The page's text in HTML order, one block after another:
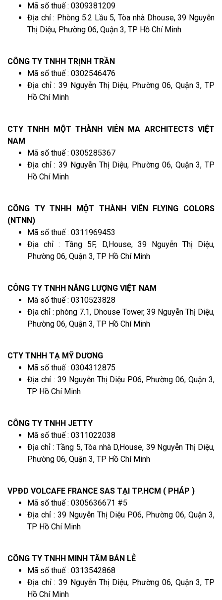
Mã số thuế : 0309381209
Địa chỉ : Phòng 5.2 Lầu 5, Tòa nhà Dhouse, 39 Nguyễn
Thị Diệu, Phường 06, Quận 3, TP Hồ Chí Minh
CÔNG TY TNHH TRỊNH TRẦN
Mã số thuế : 0302546476
Địa chỉ : 39 Nguyễn Thị Diệu, Phường 06, Quận 3, TP
Hồ Chí Minh
CTY TNHH MỘT THÀNH VIÊN MA ARCHITECTS VIỆT
NAM
Mã số thuế : 0305285367
Địa chỉ : 39 Nguyễn Thị Diệu, Phường 06, Quận 3, TP
Hồ Chí Minh
CÔNG TY TNHH MỘT THÀNH VIÊN FLYING COLORS
(NTNN)
Mã số thuế : 0311969453
Địa chỉ : Tầng 5F, D,House, 39 Nguyễn Thị Diệu,
Phường 06, Quận 3, TP Hồ Chí Minh
CÔNG TY TNHH NĂNG LƯỢNG VIỆT NAM
Mã số thuế : 0310523828
Địa chỉ : phòng 7.1, Dhouse Tower, 39 Nguyễn Thị Diệu,
Phường 06, Quận 3, TP Hồ Chí Minh
CTY TNHH TẠ MỸ DƯƠNG
Mã số thuế : 0304312875
Địa chỉ : 39 Nguyễn Thị Diệu P.06, Phường 06, Quận 3,
TP Hồ Chí Minh
CÔNG TY TNHH JETTY
Mã số thuế : 0311022038
Địa chỉ : Tầng 5, Tòa nhà D,House, 39 Nguyễn Thị Diệu,
Phường 06, Quận 3, TP Hồ Chí Minh
VPĐD VOLCAFE FRANCE SAS TẠI TP.HCM ( PHÁP )
Mã số thuế : 0305636671 #5
Địa chỉ : 39 Nguyễn Thị Diệu P.06, Phường 06, Quận 3,
TP Hồ Chí Minh
CÔNG TY TNHH MINH TÂM BÁN LẺ
Mã số thuế : 0313542868
Địa chỉ : 39 Nguyễn Thị Diệu, Phường 06, Quận 3, TP
Hồ Chí Minh